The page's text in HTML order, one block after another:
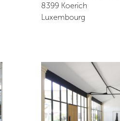
8399 Koerich
Luxembourg